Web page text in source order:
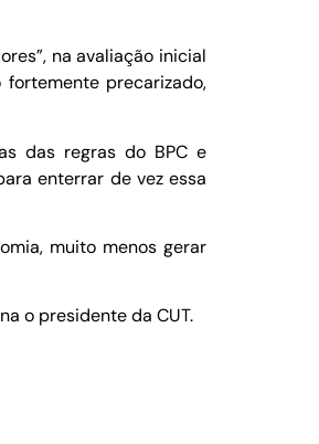
na avaliação inicial
precarizado,
das regras do BPC e
enterrar de vez essa
muito menos gerar
o presidente da CUT.